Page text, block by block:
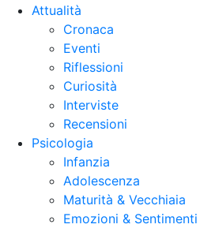
Attualità
Cronaca
Eventi
Riflessioni
Curiosità
Interviste
Recensioni
Psicologia
Infanzia
Adolescenza
Maturità & Vecchiaia
Emozioni & Sentimenti